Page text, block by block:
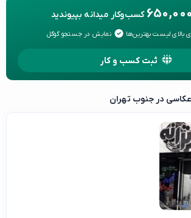
650,000 کسب‌وکار میدانه بپیوندید
بالای لیست بهترین‌ها نمایش در جستجو گوگل
ثبت کسب و کار
در جنوب تهران